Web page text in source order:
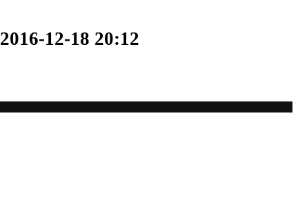
2016-12-18 20:12